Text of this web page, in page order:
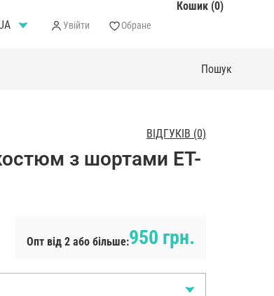
Увійти Обране
Кошик (0)
ВІДГУКІВ (0)
з шортами ET-
Опт від 2 або більше:950 грн.